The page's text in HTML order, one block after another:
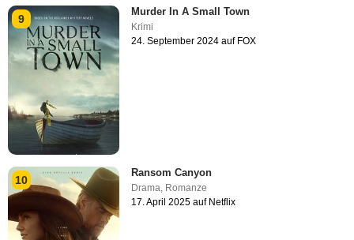
9
Murder In A Small Town
Krimi
24. September 2024 auf FOX
10
Ransom Canyon
Drama Romanze
17. April 2025 auf Netflix